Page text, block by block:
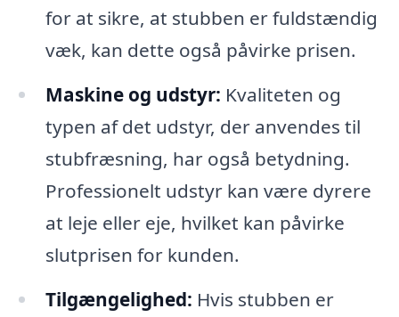
for at sikre, at stubben er fuldstændig
væk, kan dette også påvirke prisen.
Maskine og udstyr: Kvaliteten og
typen af det udstyr, der anvendes til
stubfræsning, har også betydning.
Professionelt udstyr kan være dyrere
at leje eller eje, hvilket kan påvirke
slutprisen for kunden.
Tilgængelighed: Hvis stubben er